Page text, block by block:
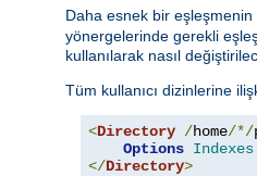
Daha esnek bir eşleşmenin
yönergelerinde gerekli
kullanılarak nasıl
Tüm kullanıcı dizinlerine
<Directory /home/*/
Options Indexes
</Directory>